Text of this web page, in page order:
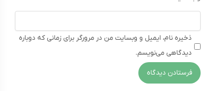
ذخیره نام، ایمیل و وبسایت من در مرورگر برای زمانی که دوباره
دیدگاهی می‌نویسم.